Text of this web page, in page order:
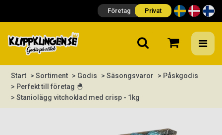
Företag Privat
Start > Sortiment > Godis > Säsongsvaror
> Påskgodis
> Perfekt till företag 🐣
> Staniolägg vitchoklad med crisp - 1kg